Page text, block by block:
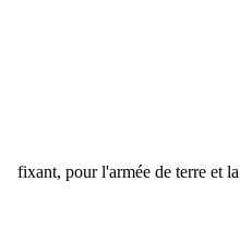
fixant, pour l'armée de terre et